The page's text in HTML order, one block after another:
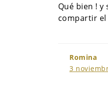
Qué bien !
compartir
Romina
3